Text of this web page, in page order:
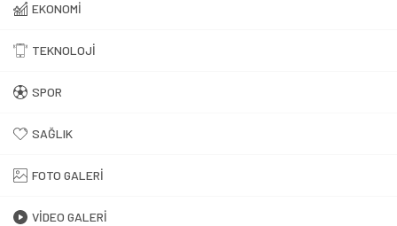
EKONOMI
TEKNOLOJI
SPOR
SAĞLIK
FOTO GALERI
VIDEO GALERI